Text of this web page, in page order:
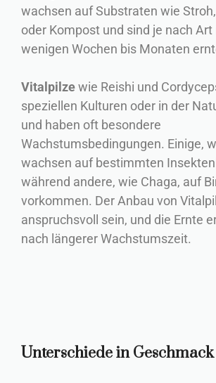
wachsen auf Substraten wie
oder Kompost und sind je nach
wenigen Wochen bis Monaten
Vitalpilzewie Reishi und
speziellen Kulturen oder in der
und haben oft besondere
Wachstumsbedingungen. Einige,
wachsen auf bestimmten
während andere, wie Chaga, auf
vorkommen. Der Anbau von
anspruchsvoll sein, und die Ernte
nach längerer Wachstumszeit.
Unterschiede in